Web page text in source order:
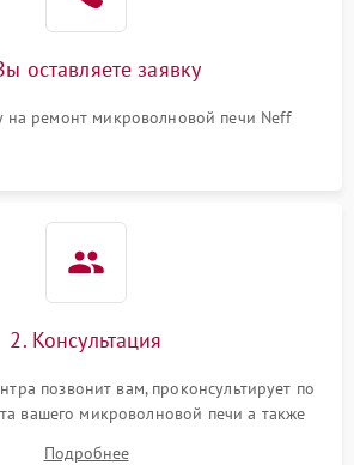
2200 ₽
1000 ₽
оставляете заявку
на ремонт микроволновой печи Neff
2. Консультация
позвонит вам, проконсультирует по
вашего микроволновой печи а также
Подробнее